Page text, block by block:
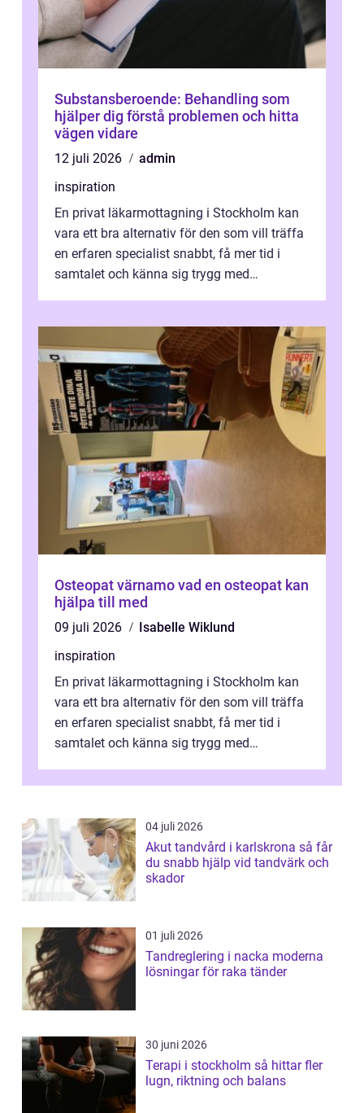
Substansberoende: Behandling som
hjälper dig förstå problemen och hitta
vägen vidare
12 juli 2026
admin
inspiration
En privat läkarmottagning i Stockholm kan
vara ett bra alternativ för den som vill träffa
en erfaren specialist snabbt, få mer tid i
samtalet och känna sig trygg med
Osteopat värnamo vad en osteopat kan
hjälpa till med
09 juli 2026
Isabelle Wiklund
inspiration
En privat läkarmottagning i Stockholm kan
vara ett bra alternativ för den som vill träffa
en erfaren specialist snabbt, få mer tid i
samtalet och känna sig trygg med
04 juli 2026
Akut tandvård i karlskrona så får
du snabb hjälp vid tandvärk och
skador
01 juli 2026
Tandreglering i nacka moderna
lösningar för raka tänder
30 juni 2026
Terapi i stockholm så hittar fler
lugn, riktning och balans